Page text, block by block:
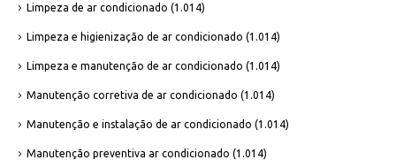
Limpeza de ar condicionado (1.014)
Limpeza e higienização de ar condicionado (1.014)
Limpeza e manutenção de ar condicionado (1.014)
Manutenção corretiva de ar condicionado (1.014)
Manutenção e instalação de ar condicionado (1.014)
Manutenção preventiva ar condicionado (1.014)